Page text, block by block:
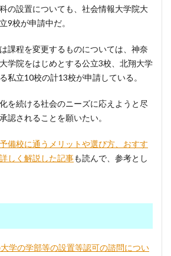
の設置についても、社会情報大学院大
9校が申請中だ。
課程を変更するものについては、神奈
学院をはじめとする公立3校、北翔大学
私立10校の計13校が申請している。
を続ける社会のニーズに応えようと尽
認されることを願いたい。
予備校に通うメリットや選び方、おすす
しく解説した記事も読んで、参考とし
学の学部等の設置等認可の諮問につい